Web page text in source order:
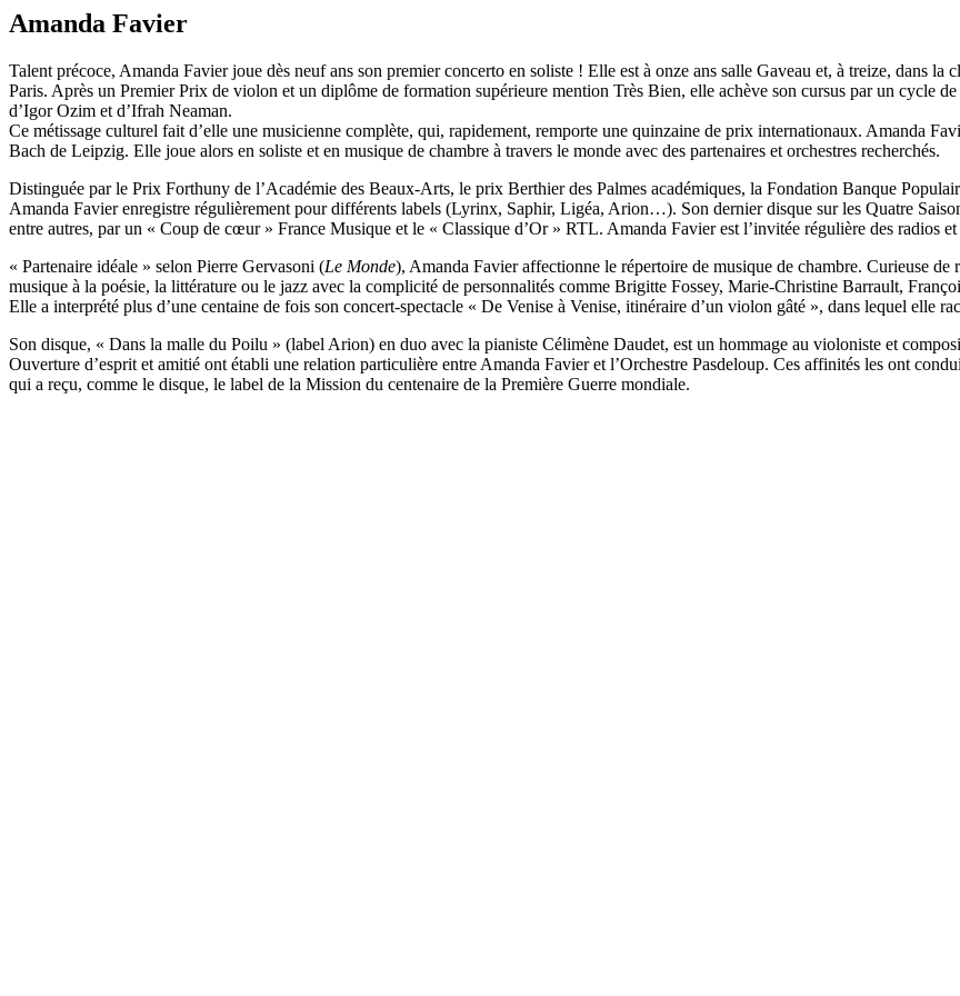
Amanda Favier
Talent précoce, Amanda Favier joue dès neuf ans son premier concerto en soliste ! Elle est à onze ans salle Gaveau et, à treize, dans
Paris. Après un Premier Prix de violon et un diplôme de formation supérieure mention Très Bien, elle achève son cursus par un cycle
d’Igor Ozim et d’Ifrah Neaman.
Ce métissage culturel fait d’elle une musicienne complète, qui, rapidement, remporte une quinzaine de prix internationaux. Amanda
Bach de Leipzig. Elle joue alors en soliste et en musique de chambre à travers le monde avec des partenaires et orchestres recherchés.
Distinguée par le Prix Forthuny de l’Académie des Beaux-Arts, le prix Berthier des Palmes académiques, la Fondation Banque
Amanda Favier enregistre régulièrement pour différents labels (Lyrinx, Saphir, Ligéa, Arion…). Son dernier disque sur les Quatre
entre autres, par un « Coup de cœur » France Musique et le « Classique d’Or » RTL. Amanda Favier est l’invitée régulière des radios
« Partenaire idéale » selon Pierre Gervasoni (Le Monde), Amanda Favier affectionne le répertoire de musique de chambre. Curieuse
musique à la poésie, la littérature ou le jazz avec la complicité de personnalités comme Brigitte Fossey, Marie-Christine Barrault,
Elle a interprété plus d’une centaine de fois son concert-spectacle « De Venise à Venise, itinéraire d’un violon gâté », dans lequel elle
Son disque, « Dans la malle du Poilu » (label Arion) en duo avec la pianiste Célimène Daudet, est un hommage au violoniste et
Ouverture d’esprit et amitié ont établi une relation particulière entre Amanda Favier et l’Orchestre Pasdeloup. Ces affinités les ont
qui a reçu, comme le disque, le label de la Mission du centenaire de la Première Guerre mondiale.